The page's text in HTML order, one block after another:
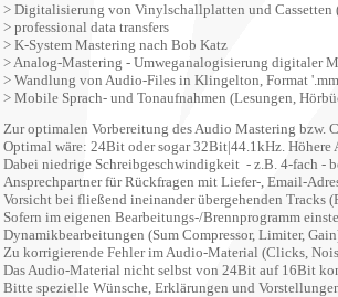
> Digitalisierung von Vinylschallplatten und Cassetten
> professional data transfers
> K-System Mastering nach Bob Katz
> Analog-Mastering - Umweganalogisierung digitaler
> Wandlung von Audio-Files in Klingelton, Format
> Mobile Sprach- und Tonaufnahmen (Lesungen,
Zur optimalen Vorbereitung des Audio Mastering bzw.
Optimal wäre: 24Bit oder sogar 32Bit|44.1kHz. Höhere
Dabei niedrige Schreibgeschwindigkeit - z.B. 4-fach -
Ansprechpartner für Rückfragen mit Liefer-, Email-
Vorsicht bei fließend ineinander übergehenden Tracks
Sofern im eigenen Bearbeitungs-/Brennprogramm
Dynamikbearbeitungen (Sum Compressor, Limiter,
Zu korrigierende Fehler im Audio-Material (Clicks,
Das Audio-Material nicht selbst von 24Bit auf 16Bit
Bitte spezielle Wünsche, Erklärungen und